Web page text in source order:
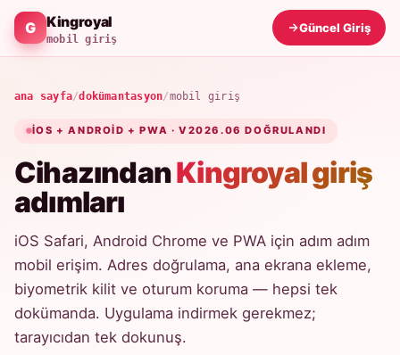
Kingroyal
mobil giriş
Güncel Giriş
ana sayfa/dokümantasyon/mobil giriş
IOS + ANDROID + PWA · V2026.06 DOĞRULANDI
CihazındanKingroyal giriş
adımları
iOS Safari, Android Chrome ve PWA için adım adım
mobil erişim. Adres doğrulama, ana ekrana ekleme,
biyometrik kilit ve oturum koruma — hepsi tek
dokümanda. Uygulama indirmek gerekmez;
tarayıcıdan tek dokunuş.